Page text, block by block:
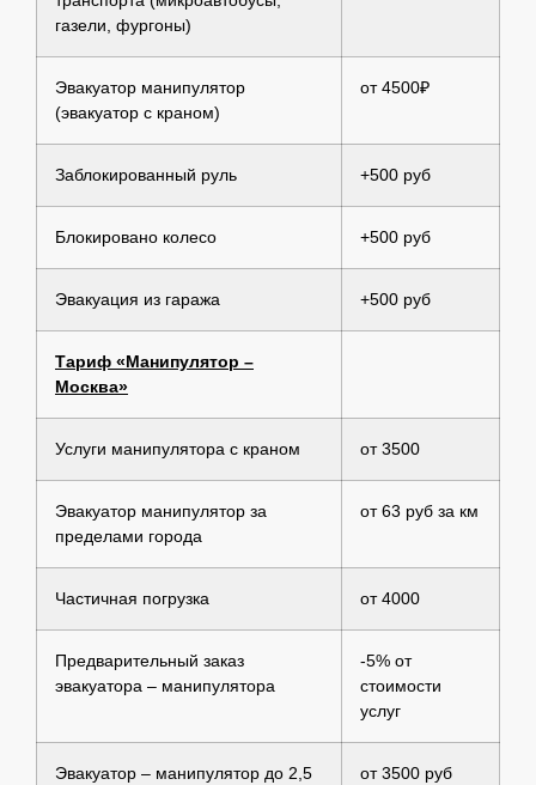
газели, фургоны)
Эвакуатор манипулятор
(эвакуатор с краном)
от 4500₽
Заблокированный руль +500 руб
Блокировано колесо +500 руб
Эвакуация из гаража +500 руб
Тариф «Манипулятор –
Москва»
Услуги манипулятора с краном от 3500
Эвакуатор манипулятор за
пределами города
от 63 руб за км
Частичная погрузка от 4000
Предварительный заказ
эвакуатора – манипулятора
-5% от
стоимости
услуг
Эвакуатор – манипулятор до 2,5
от 3500 руб